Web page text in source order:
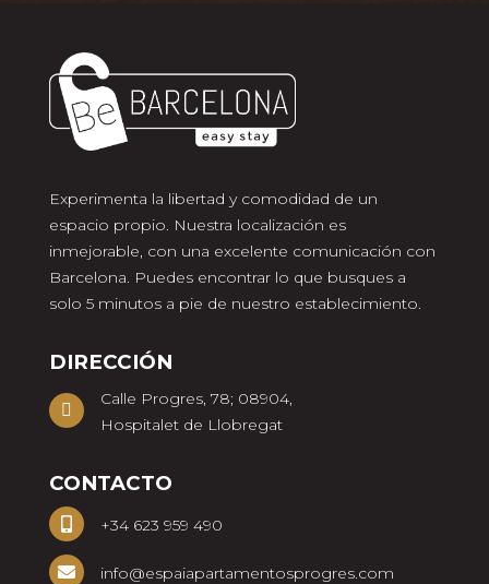
Experimenta la libertad y comodidad de un
espacio propio. Nuestra localización es
inmejorable, con una excelente comunicación con
Barcelona. Puedes encontrar lo que busques a
solo 5 minutos a pie de nuestro establecimiento.
DIRECCIÓN
Calle Progres, 78; 08904,
Hospitalet de Llobregat
CONTACTO
+34 623 959 490
info@espaiapartamentosprogres.com